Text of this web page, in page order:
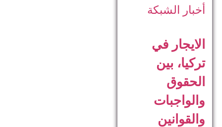
أخبار الشبكة
الايجار في
تركيا، بين
الحقوق
والواجبات
والقوانين